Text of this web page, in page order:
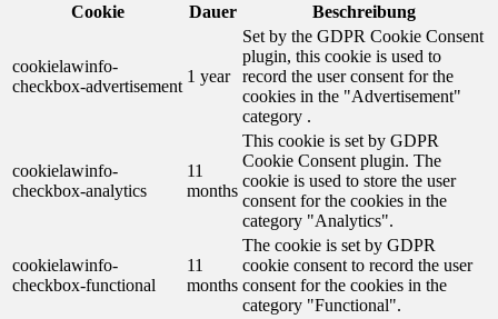
Cookie
Dauer Beschreibung
cookielawinfo-
checkbox-advertisement
1 year
Set by the GDPR Cookie Consent
plugin, this cookie is used to
record the user consent for the
cookies in the "Advertisement"
category .
cookielawinfo-
checkbox-analytics
11
months
This cookie is set by GDPR
Cookie Consent plugin. The
cookie is used to store the user
consent for the cookies in the
category "Analytics".
cookielawinfo-
checkbox-functional
11
months
The cookie is set by GDPR
cookie consent to record the user
consent for the cookies in the
category "Functional".